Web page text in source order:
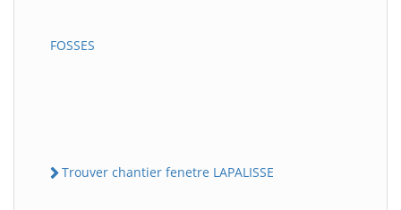
FOSSES
Trouver chantier fenetre LAPALISSE